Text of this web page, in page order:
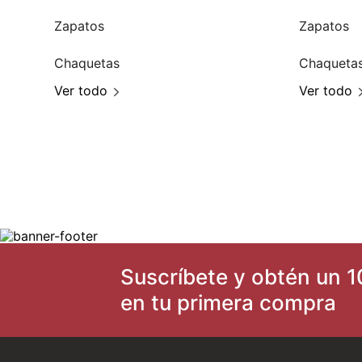
Zapatos
Chaquetas
Ver todo
Zapatos
Ver todo
Suscríbete y obtén un
en tu primera compra